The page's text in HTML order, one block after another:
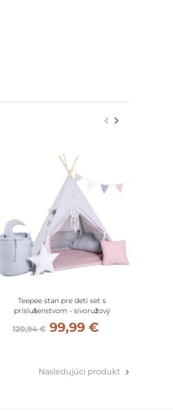
Teepee stan pre deti set s
príslušenstvom - sivoružový
120,94 € 99,99 €
Nasledujúci produkt